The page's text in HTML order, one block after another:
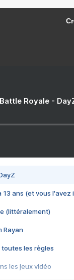
Royale -
13 ans (et vous l'avez
(littéralement)
Rayan
toutes les règles
les jeux vidéo